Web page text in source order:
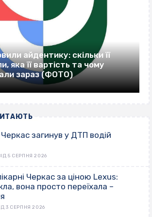
айдентику: скільки її
яка її вартість та чому
зараз (ФОТО)
Черкас загинув у ДТП водій
5 СЕРПНЯ 2026
Черкас за ціною Lexus:
вона просто переїхала –
3 СЕРПНЯ 2026